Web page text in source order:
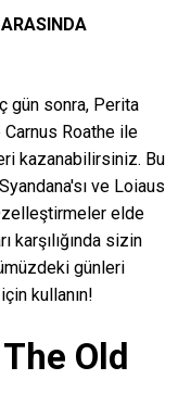
gün sonra, Perita
Carnus Roathe ile
kazanabilirsiniz. Bu
ve Loiaus
elde
karşılığında sizin
günleri
kullanın!
Old